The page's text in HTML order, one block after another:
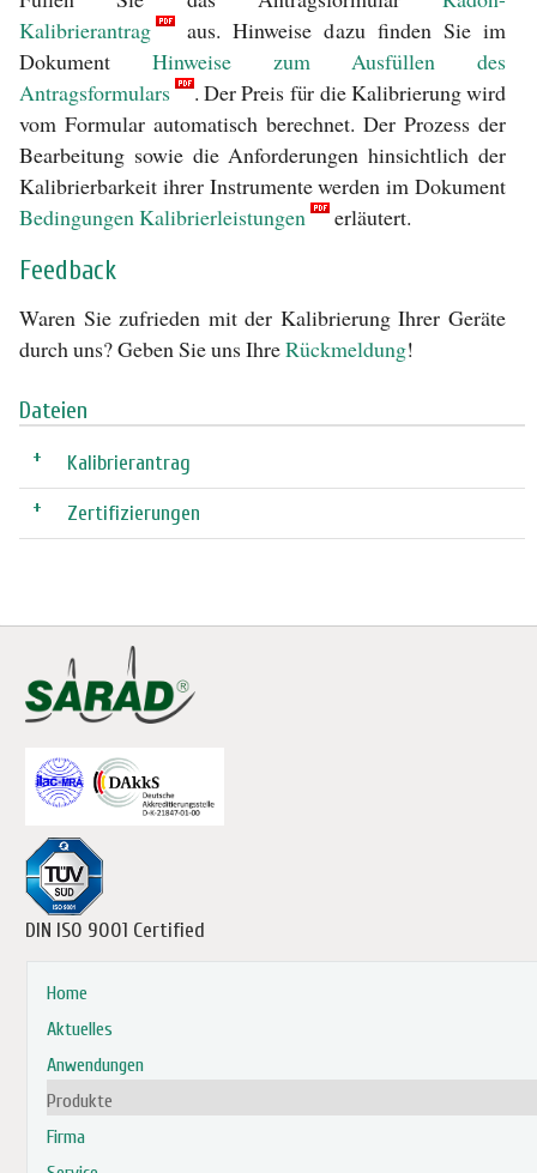
Kalibrierantrag
aus. Hinweise dazu finden Sie im
Dokument Hinweise zum Ausfüllen des
Antragsformulars
. Der Preis für die Kalibrierung wird
vom Formular automatisch berechnet. Der Prozess der
Bearbeitung sowie die Anforderungen hinsichtlich der
Kalibrierbarkeit ihrer Instrumente werden im Dokument
Bedingungen Kalibrierleistungen
erläutert.
Feedback
Waren Sie zufrieden mit der Kalibrierung Ihrer Geräte
durch uns? Geben Sie uns IhreRückmeldung!
Dateien
+ Kalibrierantrag
+ Zertifizierungen
DIN ISO 9001 Certified
Home
Aktuelles
Anwendungen
Produkte
Firma